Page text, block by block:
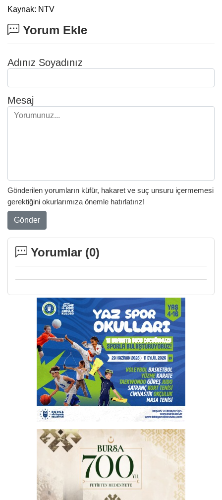
Kaynak: NTV
Yorum Ekle
Adınız Soyadınız
Mesaj
Gönderilen yorumların küfür, hakaret ve suç unsuru içermemesi
gerektiğini okurlarımıza önemle hatırlatırız!
Gönder
Yorumlar (0)